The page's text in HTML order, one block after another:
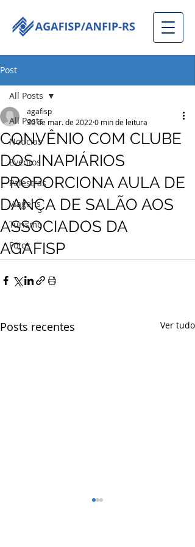
Post
All Posts
Notícias
Eventos
Palestras
Viagens
Turismo
Fotos
All Posts
CONVÊNIO COM CLUBE
DOS INAPIÁRIOS
PROPORCIONA AULA DE
DANÇA DE SALÃO AOS
ASSOCIADOS DA
AGAFISP
agafisp
30 de mar. de 2022 0 min de leitura
Posts recentes Ver tudo